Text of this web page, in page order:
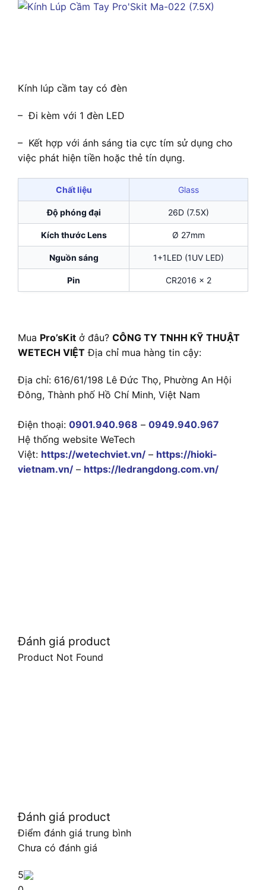
Kính lúp cầm tay có đèn
– Đi kèm với 1 đèn LED
– Kết hợp với ánh sáng tia cực tím sử dụng cho
việc phát hiện tiền hoặc thẻ tín dụng.
Chất liệu Glass
Độ phóng đại 26D (7.5X)
Kích thước Lens Ø 27mm
Nguồn sáng 1+1LED (1UV LED)
Pin CR2016 x 2
Mua Pro’sKit ở đâu? CÔNG TY TNHH KỸ THUẬT
WETECH VIỆT Địa chỉ mua hàng tin cậy:
Địa chỉ: 616/61/198 Lê Đức Thọ, Phường An Hội
Đông, Thành phố Hồ Chí Minh, Việt Nam
Điện thoại: 0901.940.968 – 0949.940.967
Hệ thống website WeTech
Việt: https://wetechviet.vn/ – https://hioki-
vietnam.vn/ – https://ledrangdong.com.vn/
Đánh giá product
Product Not Found
Đánh giá product
Điểm đánh giá trung bình
Chưa có đánh giá
5